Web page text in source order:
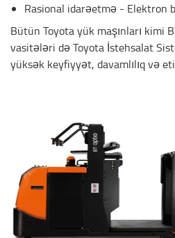
Rasional idarəetmə - Elektron
Bütün Toyota yük maşınları kimi
vasitələri də Toyota İstehsalat
yüksək keyfiyyət, davamlılıq və